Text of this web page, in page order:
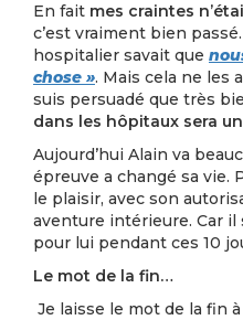
En fait mes craintes
c’est vraiment bien
hospitalier savait que
chose ». Mais cela ne les
suis persuadé que très
dans les hôpitaux sera
Aujourd’hui Alain va
épreuve a changé sa vie.
le plaisir, avec son
aventure intérieure. Car il
pour lui pendant ces 10
Le mot de la fin…
Je laisse le mot de la fin